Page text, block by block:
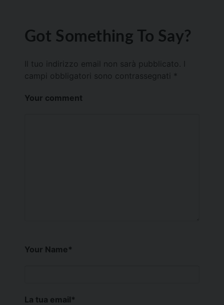
Got Something To Say?
Il tuo indirizzo email non sarà pubblicato.
campi obbligatori sono contrassegnati *
Your comment
Your Name*
La tua email*